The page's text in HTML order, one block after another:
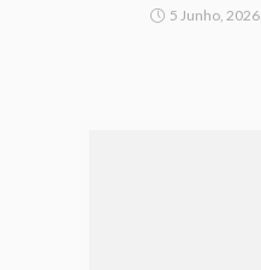
5 Junho, 2026